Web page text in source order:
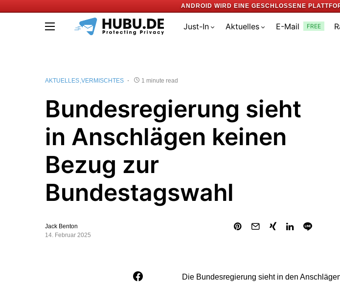
ANDROID WIRD EINE GESCHLOSSENE
Just-In Aktuelles E-Mail FREE
AKTUELLES VERMISCHTES 1 minute read
Bundesregierung sieht
in Anschlägen keinen
Bezug zur
Bundestagswahl
Jack Benton
14. Februar 2025
Die Bundesregierung sieht in den